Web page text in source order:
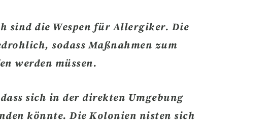
sind die Wespen für Allergiker. Die
sodass Maßnahmen zum
werden müssen.
sich in der direkten Umgebung
könnte. Die Kolonien nisten sich